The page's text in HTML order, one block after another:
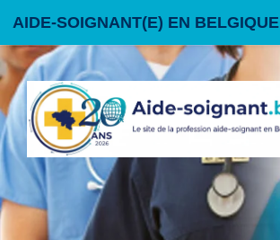
Skip to content
AIDE-SOIGNANT(E) EN BELGIQUE
FORUM CONTACT